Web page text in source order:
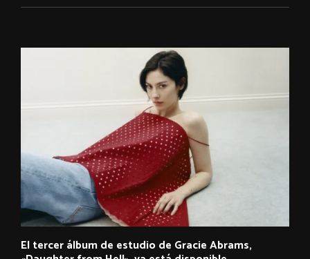
El tercer álbum de estudio de Gracie Abrams,